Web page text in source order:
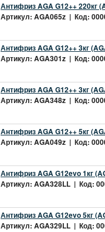
Антифриз AGA G12++ 220кг
Артикул: AGA065z | Код:
Антифриз AGA G12++ 3кг
Артикул: AGA301z | Код:
Антифриз AGA G12++ 3кг
Артикул: AGA348z | Код:
Антифриз AGA G12++ 5кг
Артикул: AGA049z | Код:
Антифриз AGA G12evo 1кг
Артикул: AGA328LL | Код:
Антифриз AGA G12evo 5кг
Артикул: AGA329LL | Код: